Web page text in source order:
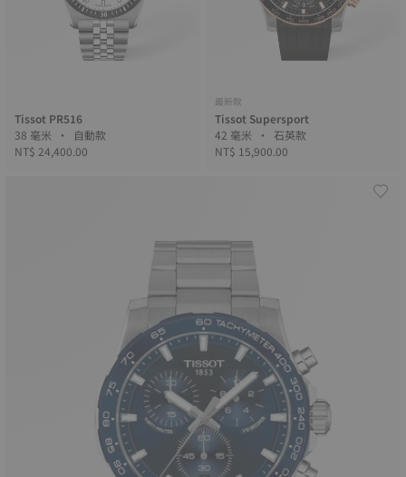
Tissot PR516
38 毫米 • 自動款
NT$ 24,400.00
最新款
Tissot Supersport
42 毫米 • 石英款
NT$ 15,900.00